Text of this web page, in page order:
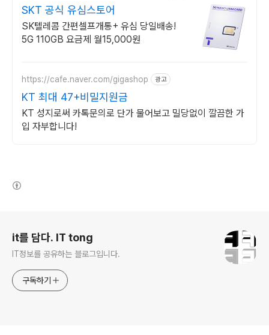
SKT 공식 유심스토어
SK텔레콤 간편셀프개통+ 유심 당일배송!
5G 110GB 요금제 월15,000원
https://cafe.naver.com/gigashop 광고
KT 최대 47+비밀지원금
KT 성지로써 카톡문의로 단가 물어보고 밀당없이 깔끔한 가
입 자부합니다!
it를 담다. IT tong
IT정보를 공유하는 블로그입니다.
구독하기